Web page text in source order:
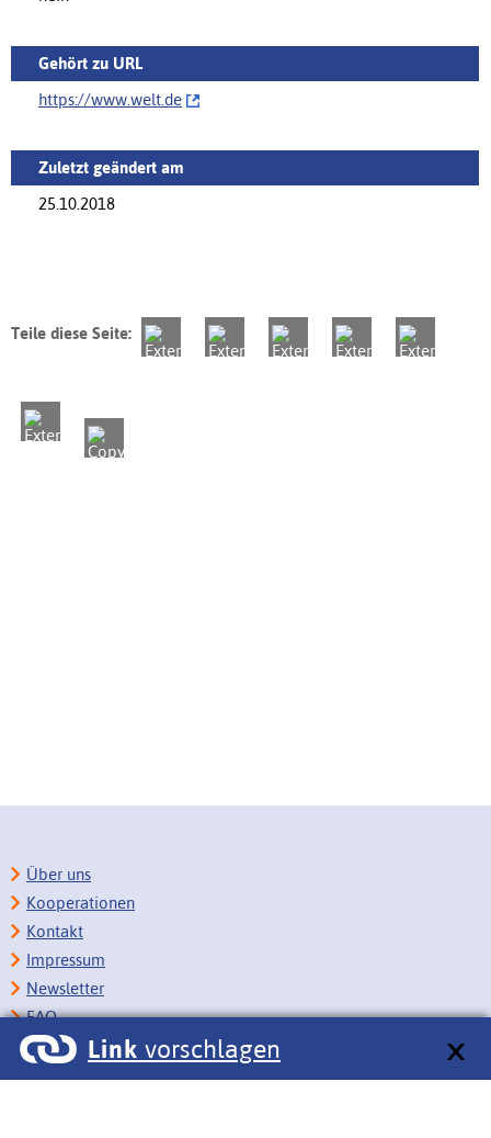
Gehört zu URL
https://‌www.welt.de
Zuletzt geändert am
25.10.2018
Teile diese Seite:
Link vorschlagen
Über uns
Kooperationen
Kontakt
Impressum
Newsletter
FAQ
Copyright